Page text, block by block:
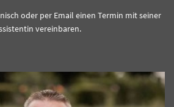
oder per Email einen Termin mit seiner
vereinbaren.